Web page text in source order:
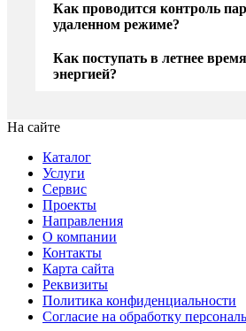
Как проводится контроль
удаленном режиме?
Как поступать в летнее
энергией?
На сайте
Каталог
Услуги
Сервис
Проекты
Направления
О компании
Контакты
Карта сайта
Реквизиты
Политика конфиденциальности
Согласие на обработку